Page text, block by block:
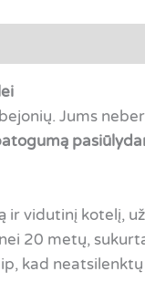
Jums
ir vidutinį kotelį,
20 metų,
kad